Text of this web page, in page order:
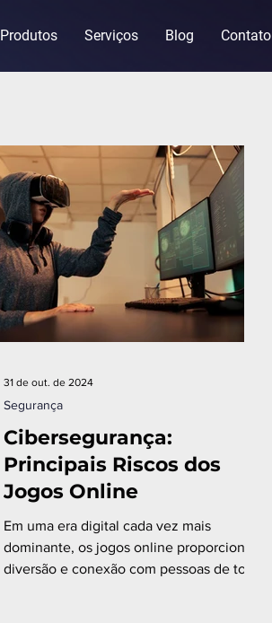
Produtos Serviços Blog Contato
Cibersegurança:
Principais Riscos dos
Jogos Online
Em uma era digital cada vez mais
dominante, os jogos online proporcionam
diversão e conexão com pessoas de todo
Segurança
31 de out. de 2024